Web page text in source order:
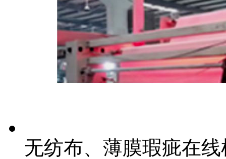
无纺布、薄膜瑕疵在